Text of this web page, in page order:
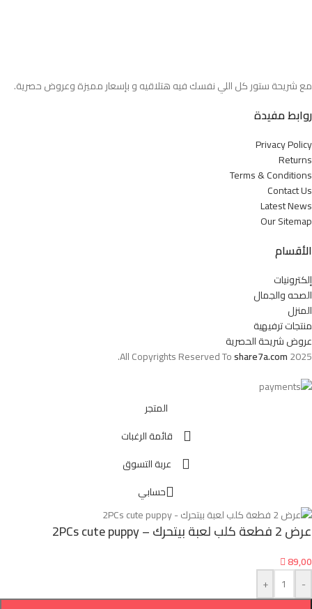
مع شريحة ستور كل اللي نفسك فيه هتلاقيه و بإسعار مميزة وعروض حصرية.
روابط مفيدة
Privacy Policy
Returns
Terms & Conditions
Contact Us
Latest News
Our Sitemap
الأقسام
إلكترونيات
الصحه والجمال
المنزل
منتجات ترفيهية
عروض شريحة الحصرية
All Copyrights Reserved Toshare7a.com2025.
المتجر
قائمة الرغبات
عربة التسوق
حسابي
عرض 2 فطعة كلب لعبة بيتحرك – 2PCs cute puppy
89,00
-
+